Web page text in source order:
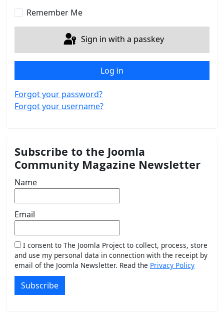
Remember Me
Sign in with a passkey
Log in
Forgot your password?
Forgot your username?
Subscribe to the Joomla
Community Magazine Newsletter
Name
Email
I consent to The Joomla Project to collect, process, store
and use my personal data in connection with the receipt by
email of the Joomla Newsletter. Read the Privacy Policy
Subscribe